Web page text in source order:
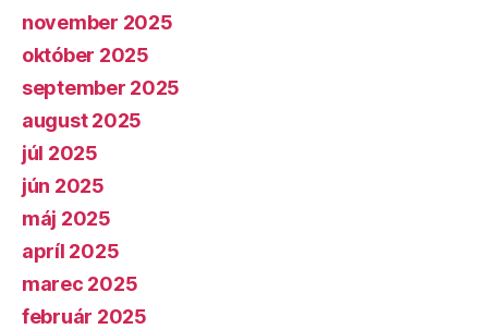
november 2025
október 2025
september 2025
august 2025
júl 2025
jún 2025
máj 2025
apríl 2025
marec 2025
február 2025